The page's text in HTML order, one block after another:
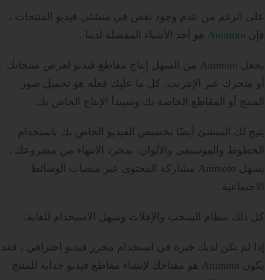
على الرغم من عدم وجود نقص في منشئي فيديو المنتجات ،
فإن Animoto هو أحد الأشياء المفضلة لدينا .
يجعل Animoto من السهل إنتاج مقاطع فيديو لعرض منتجاتك
أو متجرك عبر الإنترنت. كل ما عليك فعله هو تحميل صور
المنتج أو المقاطع الخاصة بك وسيبدأ الإنتاج الخاص بك.
يتيح لك المنشئ أيضًا تخصيص الفيديو الخاص بك باستخدام
الخطوط والموسيقى والألوان. بمجرد الانتهاء من مشروعك ،
يسهل Animoto مشاركة المحتوى عبر منصات الوسائط
الاجتماعية.
كل ذلك بنظام السحب والإفلات وسهل الاستخدام للغاية.
إذا لم تكن لديك خبرة في استخدام محرر فيديو احترافي ، فقد
يكون Animoto هو مفتاحك لإنشاء مقاطع فيديو جذابة للمنتج